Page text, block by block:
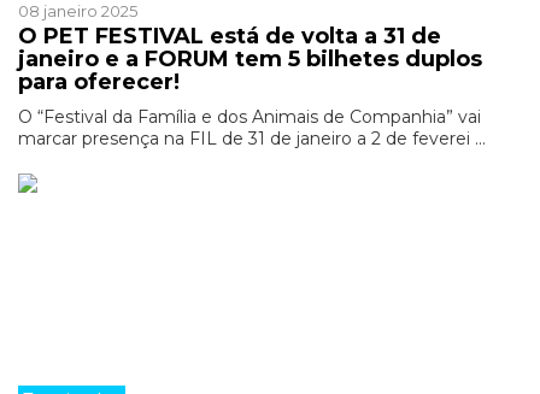
08 janeiro 2025
O PET FESTIVAL está de volta a 31 de
janeiro e a FORUM tem 5 bilhetes duplos
para oferecer!
O “Festival da Família e dos Animais de Companhia” vai
marcar presença na FIL de 31 de janeiro a 2 de feverei ...